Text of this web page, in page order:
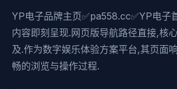
YP电子品牌主页✅pa558.cc✅YP电子
内容即刻呈现.网页版导航路径直接,核
及.作为数字娱乐体验方案平台,其页面
畅的浏览与操作过程.